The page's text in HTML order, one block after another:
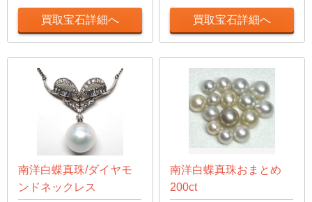
買取宝石詳細へ 買取宝石詳細へ
南洋白蝶真珠/ダイヤモ
ンドネックレス
南洋白蝶真珠おまとめ
200ct